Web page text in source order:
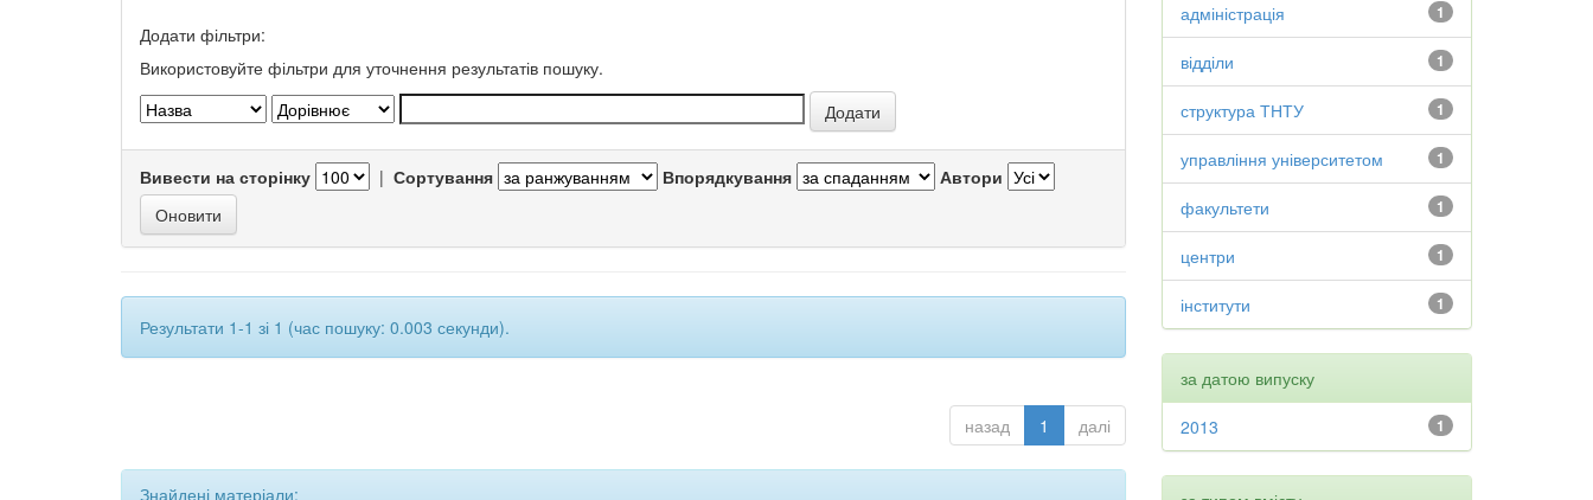
Додати фільтри:
Використовуйте фільтри для уточнення результатів пошуку.
Вивести на сторінку | Сортування Впорядкування Автори
Результати 1-1 зі 1 (час пошуку: 0.003 секунди).
назад 1 далі
Знайдені матеріали:
1
адміністрація
1
відділи
1
структура ТНТУ
1
управління університетом
1
факультети
1
центри
1
інститути
за датою випуску
1
2013